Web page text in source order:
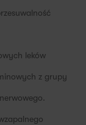
leków
z grupy